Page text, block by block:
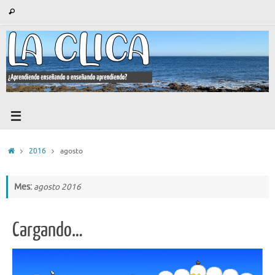
contenido
Buscar
Inicio2016 agosto
Mes: agosto 2016
Cargando…